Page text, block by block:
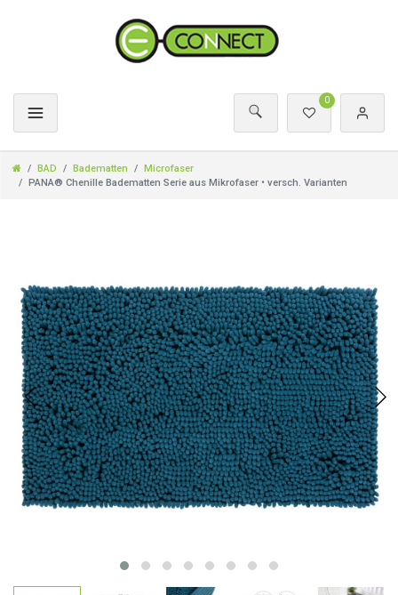
0
BAD Badematten
Microfaser
PANA® Chenille Badematten Serie aus Mikrofaser • versch. Varianten